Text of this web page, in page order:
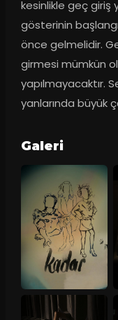
kesinlikle geç giriş
gösterinin
önce gelmelidir.
girmesi mümkün
yapılmayacaktır.
yanlarında büyük
Galeri